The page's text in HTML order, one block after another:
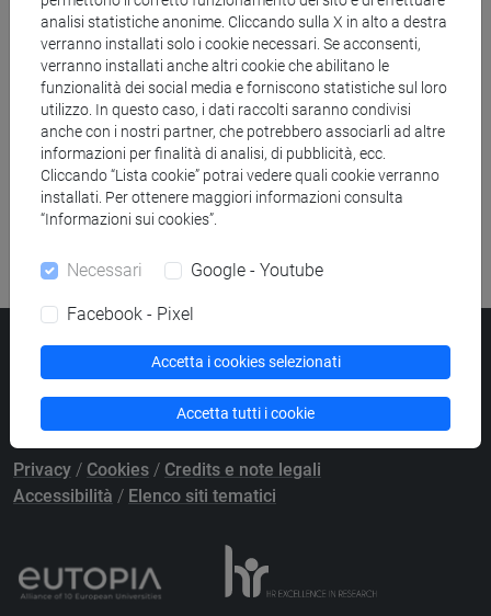
Ricerca sedi
Ricerca strutture
Ricerca pubblicazioni
Ricerca risorse bibliografiche
Università Ca’ Foscari
Dorsoduro 3246, 30123 Venezia
PECprotocollo@pec.unive.it
P.IVA 00816350276 - C.F. 80007720271
Privacy / Cookies / Credits e note legali
Accessibilità / Elenco siti tematici
analisi statistiche anonime. Cliccando sulla X in alto a destra
verranno installati solo i cookie necessari. Se acconsenti,
verranno installati anche altri cookie che abilitano le
funzionalità dei social media e forniscono statistiche sul loro
utilizzo. In questo caso, i dati raccolti saranno condivisi
anche con i nostri partner, che potrebbero associarli ad altre
informazioni per finalità di analisi, di pubblicità, ecc.
Cliccando “Lista cookie” potrai vedere quali cookie verranno
installati. Per ottenere maggiori informazioni consulta
“Informazioni sui cookies”.
Necessari Google - Youtube
Facebook - Pixel
Accetta i cookies selezionati
Accetta tutti i cookie